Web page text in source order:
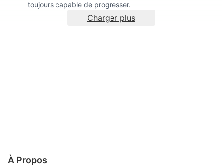
toujours capable de progresser.
Charger plus
À Propos